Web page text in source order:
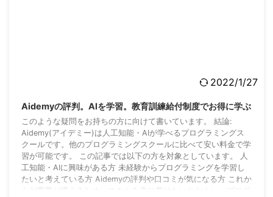
2022/1/27
Aidemyの評判。AIを学習。教育訓練給付制度でお得に学ぶ
このような疑問をお持ちの方に向けて書いています。 結論:
Aidemy(アイデミー)は人工知能・AIが学べるプログラミングス
クールです。他のプログラミングスクールに比べて安い料金で学
習が可能です。 この記事では以下の方を対象としています。 人
工知能・AIに興味がある方 未経験からプログラミングを学習し
たいと考えている方 Aidemyの評判や口コミが気になる方 これか
らAI需要が増えるため、スキルを身に着けたいとおもい、プログ